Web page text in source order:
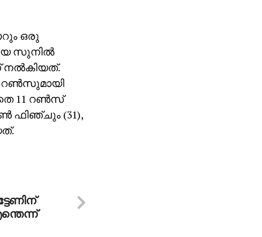
ഒരു
സുനില്‍
നല്‍കിയത്.
റണ്‍സുമായി
11 റണ്‍സ്
ഫിഞ്ചും (31),